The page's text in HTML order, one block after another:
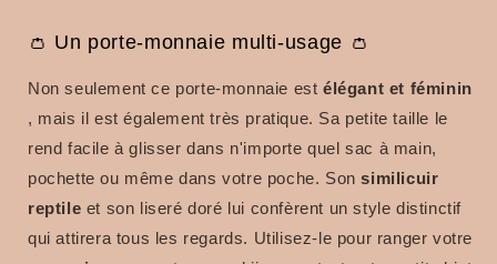
👛 Un porte-monnaie multi-usage 👛
Non seulement ce porte-monnaie est élégant et féminin
, mais il est également très pratique. Sa petite taille le
rend facile à glisser dans n'importe quel sac à main,
pochette ou même dans votre poche. Sonsimilicuir
reptile et son liseré doré lui confèrent un style distinctif
qui attirera tous les regards. Utilisez-le pour ranger votre